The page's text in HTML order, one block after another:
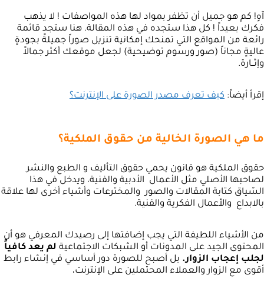
آهٍ! كم هو جميل أن تظفر بمواد لها هذه المواصفات ! لا يذهب
فكرك بعيداً ! كل هذا ستجده في هذه المقالة. هنا ستجد قائمة
رائعة من المواقع التي تمنحك إمكانية تنزيل صوراً جميلةً بجودةٍ
عاليةٍ مجاناً (صور ورسوم توضيحية) لجعل موقعك أكثر جمالاً
وإثــارة.
إقرأ أيضاً: كيف تعرف مصدر الصورة على الإنترنت؟
ما هي الصورة الخالية من حقوق الملكية؟
حقوق الملكية هو قانون يحمي حقوق التأليف و الطبع والنشر
لصاحبها الأصلي مثل الأعمال الأدبية والفنية، ويدخل في هذا
السّياق كتابة المقالات والصور والمخترعات وأشياء أخرى لها علاقة
بالابداع والأعمال الفكرية والفنية.
من الأشياء اللطيفة التي يجب إضافتها إلى رصيدك المعرفي هو أن
المحتوى الجيد على المدونات أو الشبكات الاجتماعية لم يعد كافياً
لجلب إعجاب الزوار. بل أصبح للصورة دور أساسي في إنشاء رابط
أقوى مع الزوار والعملاء المحتملين على الإنترنت،